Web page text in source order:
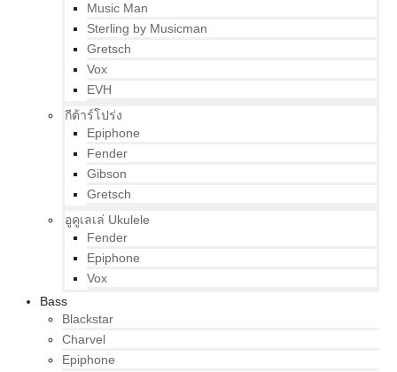
Music Man
Sterling by Musicman
Gretsch
Vox
EVH
กีต้าร์โปร่ง
Epiphone
Fender
Gibson
Gretsch
อูคูเลเล่ Ukulele
Fender
Epiphone
Vox
Bass
Blackstar
Charvel
Epiphone